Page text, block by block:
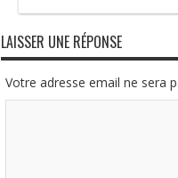
LAISSER UNE RÉPONSE
Votre adresse email ne sera